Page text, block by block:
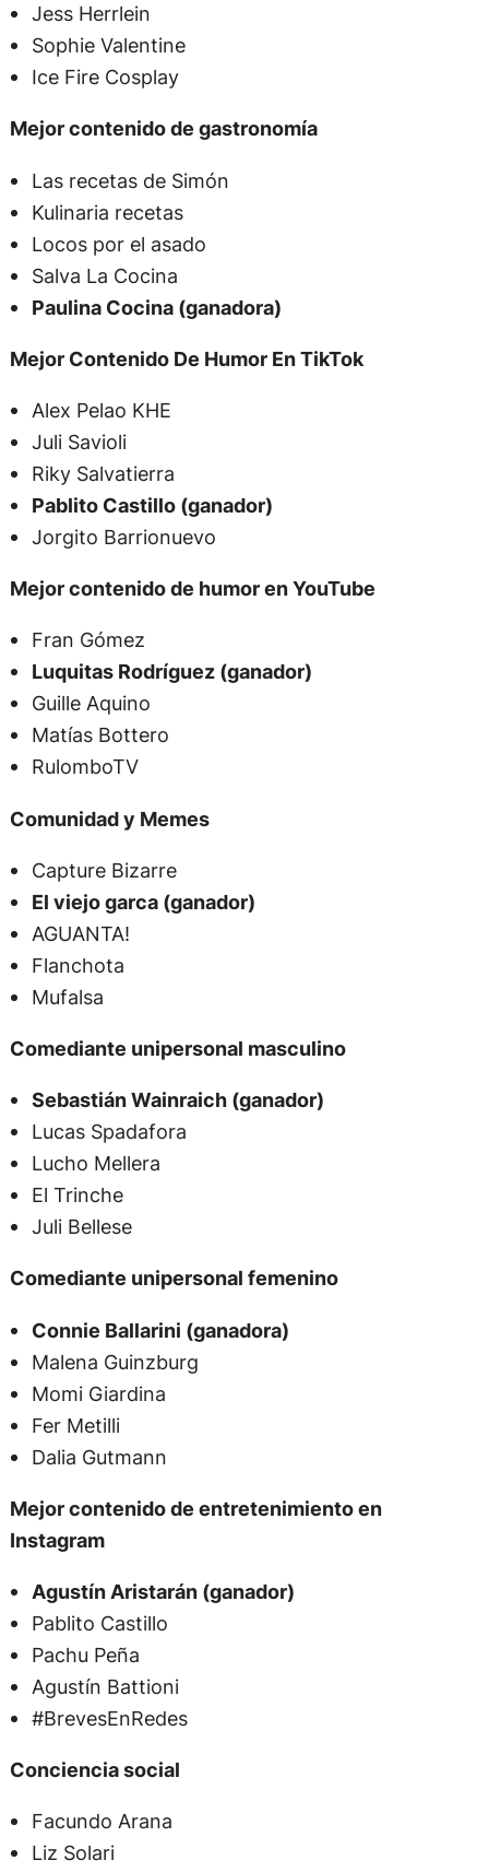
Jess Herrlein
Sophie Valentine
Ice Fire Cosplay
Mejor contenido de gastronomía
Las recetas de Simón
Kulinaria recetas
Locos por el asado
Salva La Cocina
Paulina Cocina (ganadora)
Mejor Contenido De Humor En TikTok
Alex Pelao KHE
Juli Savioli
Riky Salvatierra
Pablito Castillo (ganador)
Jorgito Barrionuevo
Mejor contenido de humor en YouTube
Fran Gómez
Luquitas Rodríguez (ganador)
Guille Aquino
Matías Bottero
RulomboTV
Comunidad y Memes
Capture Bizarre
El viejo garca (ganador)
AGUANTA!
Flanchota
Mufalsa
Comediante unipersonal masculino
Sebastián Wainraich (ganador)
Lucas Spadafora
Lucho Mellera
El Trinche
Juli Bellese
Comediante unipersonal femenino
Connie Ballarini (ganadora)
Malena Guinzburg
Momi Giardina
Fer Metilli
Dalia Gutmann
Mejor contenido de entretenimiento en
Instagram
Agustín Aristarán (ganador)
Pablito Castillo
Pachu Peña
Agustín Battioni
#BrevesEnRedes
Conciencia social
Facundo Arana
Liz Solari